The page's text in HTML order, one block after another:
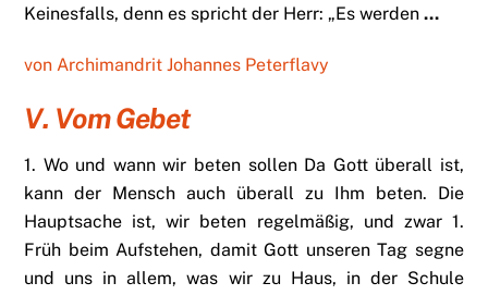
Keinesfalls, denn es spricht der Herr: „Es werden…
von Archimandrit Johannes Peterflavy
V. Vom Gebet
1. Wo und wann wir beten sollen Da Gott überall ist,
kann der Mensch auch überall zu Ihm beten. Die
Hauptsache ist, wir beten regelmäßig, und zwar 1.
Früh beim Aufstehen, damit Gott unseren Tag segne
und uns in allem, was wir zu Haus, in der Schule